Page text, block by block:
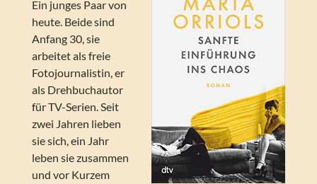
Ein junges Paar von
heute. Beide sind
Anfang 30, sie
arbeitet als freie
Fotojournalistin, er
als Drehbuchautor
für TV-Serien. Seit
zwei Jahren lieben
sie sich, ein Jahr
leben sie zusammen
und vor Kurzem